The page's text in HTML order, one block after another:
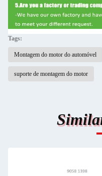
Tags:
Montagem do motor do automóvel
suporte de montagem do motor